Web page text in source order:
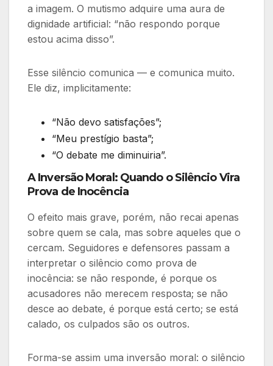
a imagem. O mutismo adquire uma aura de
dignidade artificial: “não respondo porque
estou acima disso”.
Esse silêncio comunica — e comunica muito.
Ele diz, implicitamente:
“Não devo satisfações”;
“Meu prestígio basta”;
“O debate me diminuiria”.
AInversão Moral: Quando o Silêncio Vira
Prova de Inocência
O efeito mais grave, porém, não recai apenas
sobre quem se cala, mas sobre aqueles que o
cercam. Seguidores e defensores passam a
interpretar o silêncio como prova de
inocência: se não responde, é porque os
acusadores não merecem resposta; se não
desce ao debate, é porque está certo; se está
calado, os culpados são os outros.
Forma-se assim uma inversão moral: o silêncio